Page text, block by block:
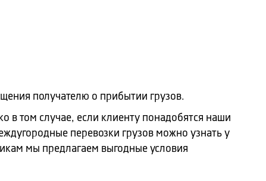
получателю о прибытии грузов.
в том случае, если клиенту понадобятся наши
перевозки грузов можно узнать у
мы предлагаем выгодные условия